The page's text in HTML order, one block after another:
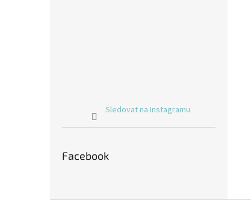
Sledovat na Instagramu
Facebook